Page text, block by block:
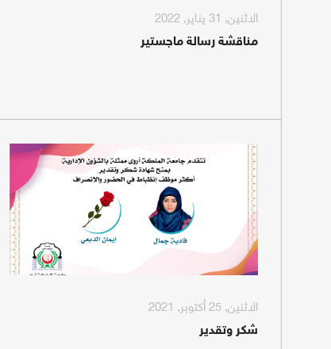
الاثنين, 31 يناير, 2022
مناقشة رسالة ماجستير
الاثنين, 25 أكتوبر, 2021
شكر وتقدير